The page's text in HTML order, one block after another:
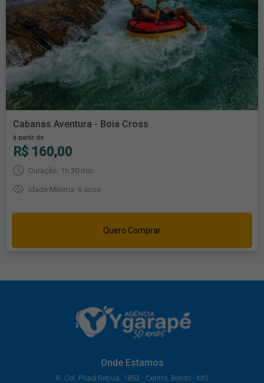
Cabanas Aventura - Boia Cross
à partir de
R$ 160,00
Duração: 1h 30 min
Idade Mínima: 6 anos
Quero Comprar
Onde Estamos
R. Cel. Pilad Rebuá, 1853 - Centro, Bonito - MS